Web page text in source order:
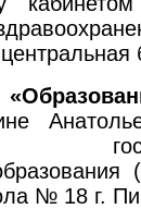
№ 18 г.